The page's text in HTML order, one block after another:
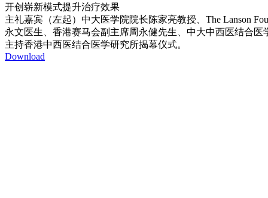
开创崭新模式提升治疗效果
主礼嘉宾（左起）中大医学院院长陈家亮教授、The Lanson
永文医生、香港赛马会副主席周永健先生、中大中西医结合
主持香港中西医结合医学研究所揭幕仪式。
Download